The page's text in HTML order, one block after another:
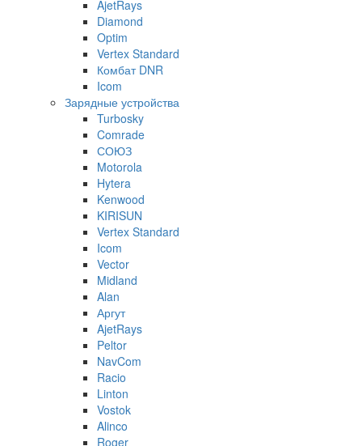
AjetRays
Diamond
Optim
Vertex Standard
Комбат DNR
Icom
Зарядные устройства
Turbosky
Comrade
СОЮЗ
Motorola
Hytera
Kenwood
KIRISUN
Vertex Standard
Icom
Vector
Midland
Alan
Аргут
AjetRays
Peltor
NavCom
Racio
Linton
Vostok
Alinco
Roger